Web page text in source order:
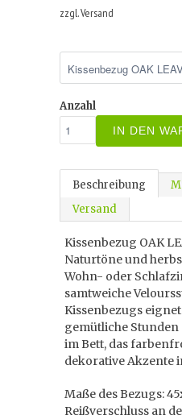
zzgl. Versand
Anzahl
IN DEN
Beschreibung
Versand
Kissenbezug OAK
Naturtöne und
Wohn- oder
samtweiche
Kissenbezugs
gemütliche Stunden
im Bett, das
dekorative Akzente
Maße des Bezugs:
Reißverschluss an